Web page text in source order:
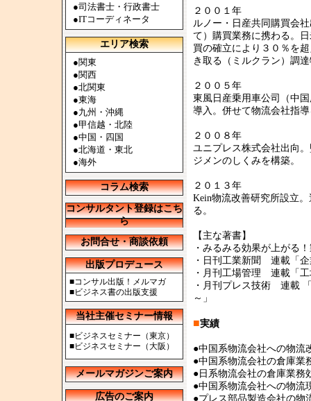
●司法書士・行政書士
●ITコーディネータ
エリア検索
●関東
●関西
●北関東
●東海
●九州・沖縄
●甲信越・北陸
●中国・四国
●北海道・東北
●海外
コラム検索
コンサルタント登録はこち
ら
お問合せ・商談依頼
出版プロデュース
■コンサル出版！メルマガ
■ビジネス書の出版支援
当社主催セミナー情報
■ビジネスセミナー（東京）
■ビジネスセミナー（大阪）
メールマガジンご案内
広告のご案内
２００１年
ルノー・日産共同購買会
て）購買業務に携わる。
買の確立により３０％を
き取る（ミルクラン）調
２００５年
東風日産乗用車公司（中
導入。併せて物流会社指
２００８年
ユニプレス株式会社出向
ジメンのしくみを構築。
２０１３年
Kein物流改善研究所設立
る。
【主な著書】
・みるみる効果が上がる
・日刊工業新聞 連載「
・月刊工場管理 連載「
・月刊プレス技術 連載
～」
■実績
●中国系物流会社への物流
●中国系物流会社の倉庫業
●日系物流会社の倉庫業務
●中国系物流会社への物流
●プレス部品製造会社の物